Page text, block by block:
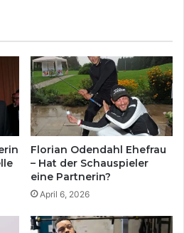
Florian Odendahl Ehefrau
– Hat der Schauspieler
eine Partnerin?
April 6, 2026